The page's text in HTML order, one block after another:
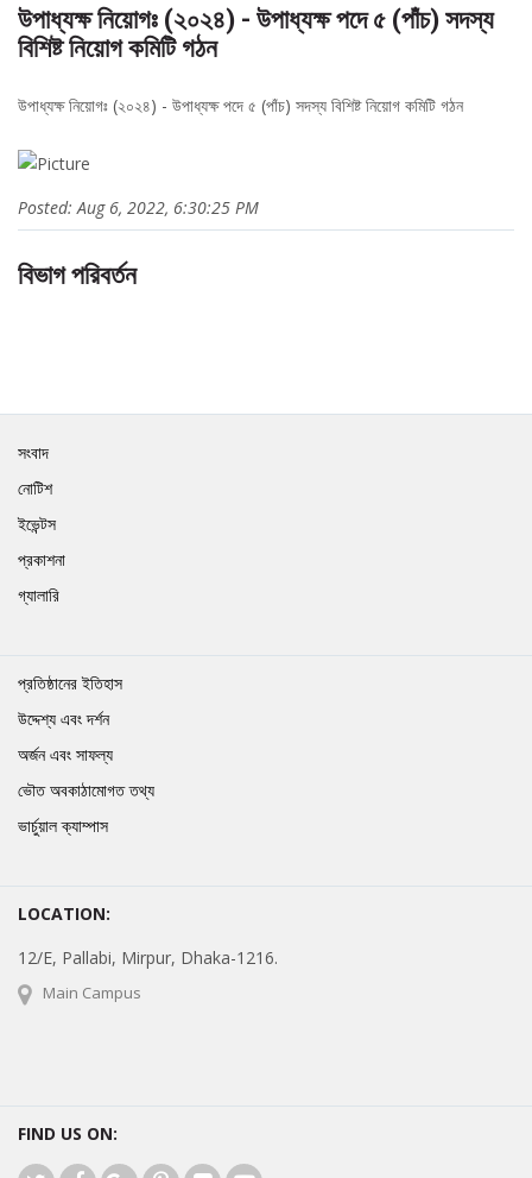
উপাধ্যক্ষ নিয়োগঃ (২০২৪) - উপাধ্যক্ষ পদে ৫ (পাঁচ) সদস্য
বিশিষ্ট নিয়োগ কমিটি গঠন
উপাধ্যক্ষ নিয়োগঃ (২০২৪) - উপাধ্যক্ষ পদে ৫ (পাঁচ) সদস্য বিশিষ্ট নিয়োগ কমিটি গঠন
Posted: Aug 6, 2022, 6:30:25 PM
বিভাগ পরিবর্তন
সংবাদ
নোটিশ
ইভেন্টস
প্রকাশনা
গ্যালারি
প্রতিষ্ঠানের ইতিহাস
উদ্দেশ্য এবং দর্শন
অর্জন এবং সাফল্য
ভৌত অবকাঠামোগত তথ্য
ভার্চুয়াল ক্যাম্পাস
LOCATION:
12/E, Pallabi, Mirpur, Dhaka-1216.
Main Campus
FIND US ON: